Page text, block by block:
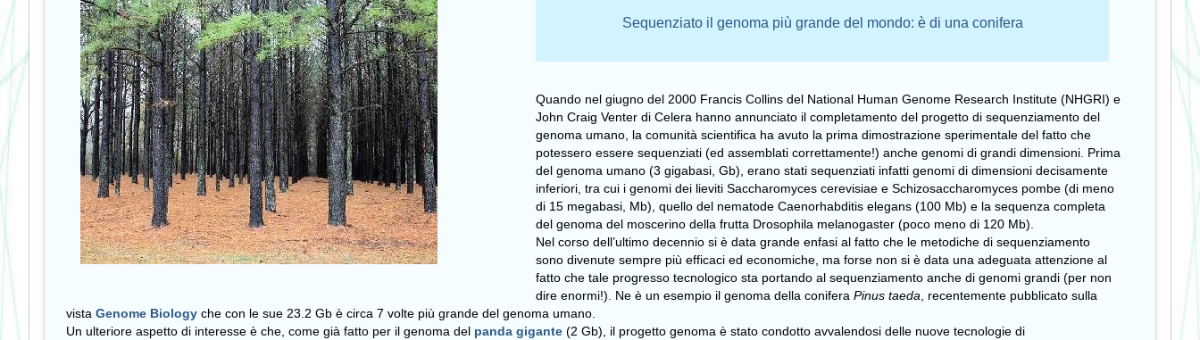
Sequenziato il genoma più grande del mondo: è di una conifera
Quando nel giugno del 2000 Francis Collins del National Human Genome Research Institute (NHGRI) e
John Craig Venter di Celera hanno annunciato il completamento del progetto di sequenziamento del
genoma umano, la comunità scientifica ha avuto la prima dimostrazione sperimentale del fatto che
potessero essere sequenziati (ed assemblati correttamente!) anche genomi di grandi dimensioni. Prima
del genoma umano (3 gigabasi, Gb), erano stati sequenziati infatti genomi di dimensioni decisamente
inferiori, tra cui i genomi dei lieviti Saccharomyces cerevisiae e Schizosaccharomyces pombe (di meno
di 15 megabasi, Mb), quello del nematode Caenorhabditis elegans (100 Mb) e la sequenza completa
del genoma del moscerino della frutta Drosophila melanogaster (poco meno di 120 Mb).
Nel corso dell’ultimo decennio si è data grande enfasi al fatto che le metodiche di sequenziamento
sono divenute sempre più efficaci ed economiche, ma forse non si è data una adeguata attenzione al
fatto che tale progresso tecnologico sta portando al sequenziamento anche di genomi grandi (per non
dire enormi!). Ne è un esempio il genoma della coniferaPinus taeda , recentemente pubblicato sulla
vista Genome Biology che con le sue 23.2 Gb è circa 7 volte più grande del genoma umano.
Un ulteriore aspetto di interesse è che, come già fatto per il genoma del panda gigante (2 Gb), il progetto genoma è stato condotto avvalendosi delle nuove tecnologie di